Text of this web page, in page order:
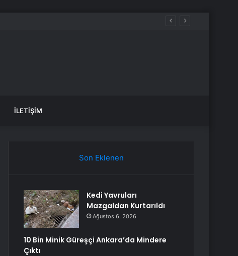
İLETIŞIM
Son Eklenen
Kedi Yavruları
Mazgaldan Kurtarıldı
Ağustos 6, 2026
10 Bin Minik Güreşçi Ankara’da Mindere
Çıktı